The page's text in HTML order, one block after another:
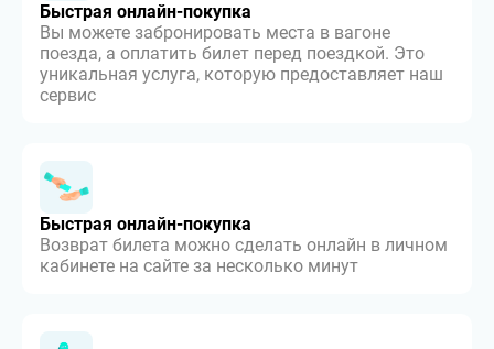
Быстрая онлайн-покупка
Вы можете забронировать места в вагоне
поезда, а оплатить билет перед поездкой. Это
уникальная услуга, которую предоставляет наш
сервис
Быстрая онлайн-покупка
Возврат билета можно сделать онлайн в личном
кабинете на сайте за несколько минут